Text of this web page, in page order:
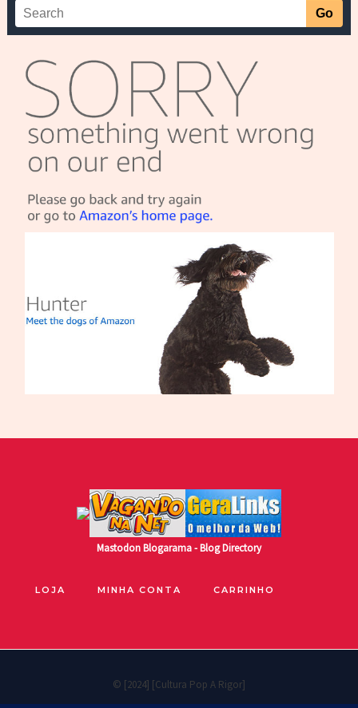
MastodonBlogarama - Blog Directory
LOJA MINHA CONTA CARRINHO
© [2024] [Cultura Pop A Rigor]